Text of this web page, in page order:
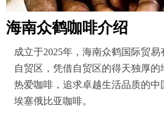
海南众鹤咖啡介绍
成立于2025年，海南众鹤国际贸
自贸区，凭借自贸区的得天独厚
热爱咖啡，追求卓越生活品质的中
埃塞俄比亚咖啡。